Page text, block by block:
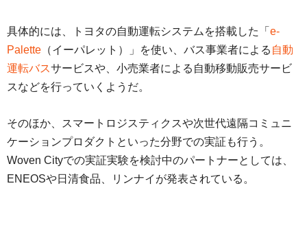
具体的には、トヨタの自動運転システムを搭載した「 e-
Palette （イーパレット）」を使い、バス事業者による 自動
運転バスサービスや、小売業者による自動移動販売サービ
スなどを行っていくようだ。
そのほか、スマートロジスティクスや次世代遠隔コミュニ
ケーションプロダクトといった分野での実証も行う。
Woven Cityでの実証実験を検討中のパートナーとしては、
ENEOSや日清食品、リンナイが発表されている。